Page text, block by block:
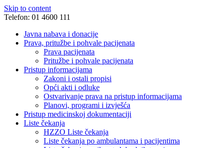
Skip to content
Telefon: 01 4600 111
Javna nabava i donacije
Prava, pritužbe i pohvale pacijenata
Prava pacijenata
Pritužbe i pohvale pacijenata
Pristup informacijama
Zakoni i ostali propisi
Opći akti i odluke
Ostvarivanje prava na pristup informacijama
Planovi, programi i izvješća
Pristup medicinskoj dokumentaciji
Liste čekanja
HZZO Liste čekanja
Liste čekanja po ambulantama i pacijentima